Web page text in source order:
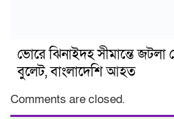
ভোরে ঝিনাইদহ সীমান্তে
বুলেট, বাংলাদেশি আহত
Comments are closed.